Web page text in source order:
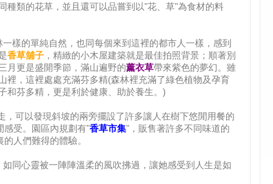
種類的花草，並且還可以品嘗到以"花、草"為食材的料
樣的單純自然，也同每個來到這裡的都市人一樣，感到
香草舖子 ，精緻的小木屋建築就是最佳拍照背景；順著別
月更是盛開季節，滿山遍野的薰衣草帶來紫色的夢幻。雖
裡，這裡處處充滿芬多精(森林裡充滿了綠色植物及孕育
和芬多精，更是利於健康、助於養生。)
，可以發現斜坡的兩旁擺設了許多讓人在樹下悠閒用餐的
感受。園區內規劃有"香草市集"，販售著許多不同味道的
人們難得的體驗。
同心靈被一陣陣溫柔的風吹拂過，讓她感受到人生是如